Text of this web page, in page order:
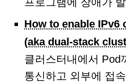
How to enable IPv6
(aka dual-stack
클러스터내에서 Pod
통신하고 외부에 접